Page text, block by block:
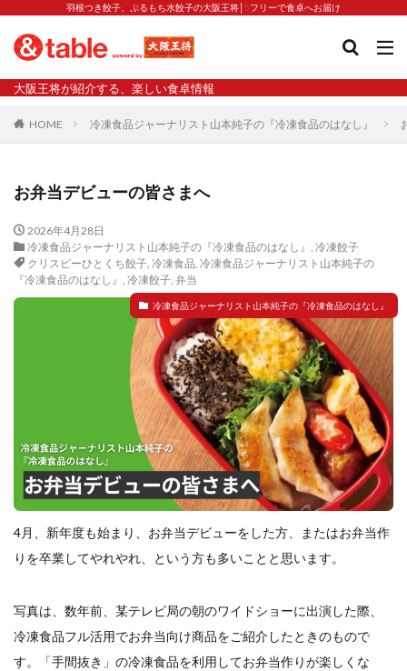
羽根つき餃子、ぷるもち水餃子の大阪王将│5フリーで食卓へお届け
大阪王将が紹介する、楽しい食卓情報
HOME 冷凍食品ジャーナリスト山本純子の『冷凍食品のはなし』
お弁当デビューの皆さまへ
2026年4月28日
冷凍食品ジャーナリスト山本純子の『冷凍食品のはなし』 , 冷凍餃子
クリスピーひとくち餃子, 冷凍食品, 冷凍食品ジャーナリスト山本純子の
『冷凍食品のはなし』 , 冷凍餃子, 弁当
冷凍食品ジャーナリスト山本純子の『冷凍食品のはなし』
4月、新年度も始まり、お弁当デビューをした方、またはお弁当作
りを卒業してやれやれ、という方も多いことと思います。
写真は、数年前、某テレビ局の朝のワイドショーに出演した際、
冷凍食品フル活用でお弁当向け商品をご紹介したときのもので
す。「手間抜き」の冷凍食品を利用してお弁当作りが楽しくな
タグ
2023新商品 炒飯の素 業務スーパー
水餃子
減塩
渡韓 渡韓ごっこ 炒飯
焼きそば
焼売と飲みたい
焼酎
白くなる
大阪王将 背徳のバターすぎるぎょうざ
天津飯
夫婦
宇都宮
宮崎辛麺
居酒屋 弁当 担々麺
揚げ餃子
旨辛 生産者 硬くなる
外食事業
鉄ラー油 鍋
鍋スープ
関西万博 食と栄養 餃子
辛
餃子と食べたい
餃子と飲みたい 魚醬
麺
麻婆豆腐
麻辣湯 通販 質問
節約
肉汁爆弾餃子
米飯
羽根つき スタミナ肉餃子
羽根つきタン塩餃子
羽根つき餃子
肉ニラ水餃子
肉まん・豚まん
肉餃子 豚まん
膨らむ
蒸籠
衛生管理
袋入り餃子
夏
5フリー
お酒
おうちde街中華コミュニティ
おうちごはん
おでん
お取り寄せ
お好み焼き お弁当
キッチンSCM